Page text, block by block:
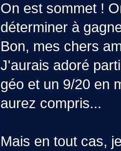
On est sommet !
déterminer à
Bon, mes chers
J'aurais adoré
géo et un 9/20 en
aurez compris...
Mais en tout cas,